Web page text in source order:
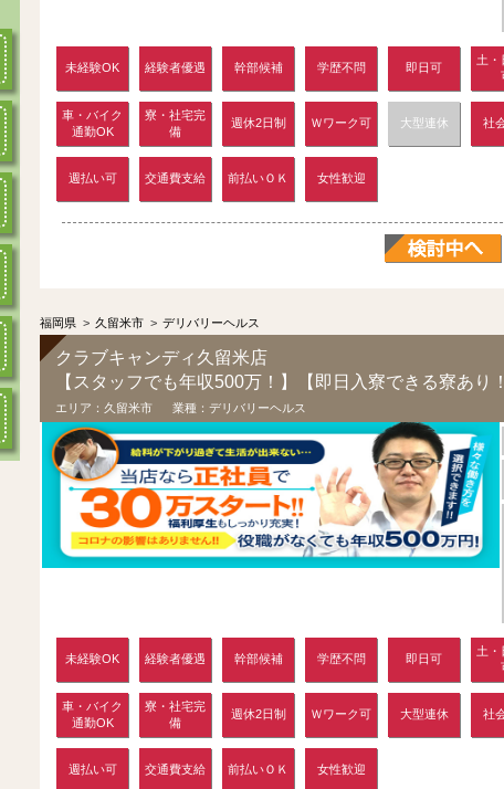
未経験OK 経験者優遇 幹部候補 学歴不問 即日可
土・
車・バイク
通勤OK
寮・社宅完
備
週休2日制 Ｗワーク可 大型連休 社
週払い可 交通費支給 前払いＯＫ 女性歓迎
福岡県 > 久留米市 > デリバリーヘルス
クラブキャンディ久留米店
エリア： 久留米市 業種： デリバリーヘルス
未経験OK 経験者優遇 幹部候補 学歴不問 即日可
土・
車・バイク
通勤OK
寮・社宅完
備
週休2日制 Ｗワーク可 大型連休 社
週払い可 交通費支給 前払いＯＫ 女性歓迎